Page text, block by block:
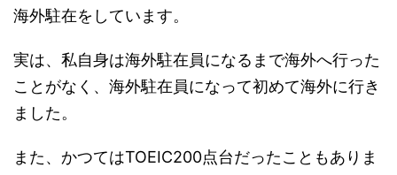
海外駐在をしています。
実は、私自身は海外駐在員になるまで海外へ行った
ことがなく、海外駐在員になって初めて海外に行き
ました。
また、かつてはTOEIC200点台だったこともありま